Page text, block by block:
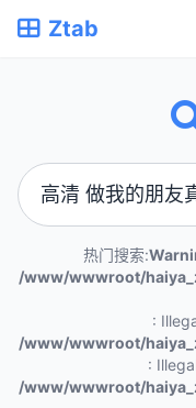
Ztab
热门搜索:
/www/wwwroot/
:
/www/wwwroot/
:
/www/wwwroot/